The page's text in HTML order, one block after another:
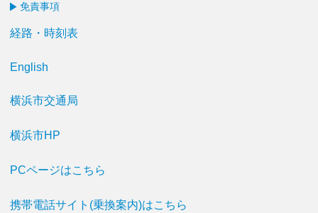
免責事項
経路・時刻表
English
横浜市交通局
横浜市HP
PCページはこちら
携帯電話サイト(乗換案内)はこちら